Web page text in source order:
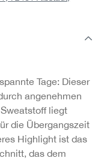
Tage: Dieser
angenehmen
liegt
die Übergangszeit
Highlight ist das
das dem